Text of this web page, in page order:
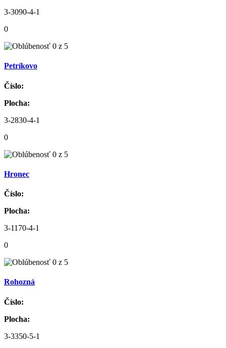
3-3090-4-1
0
Petríkovo
Číslo:
Plocha:
3-2830-4-1
0
Hronec
Číslo:
Plocha:
3-1170-4-1
0
Rohozná
Číslo:
Plocha:
3-3350-5-1